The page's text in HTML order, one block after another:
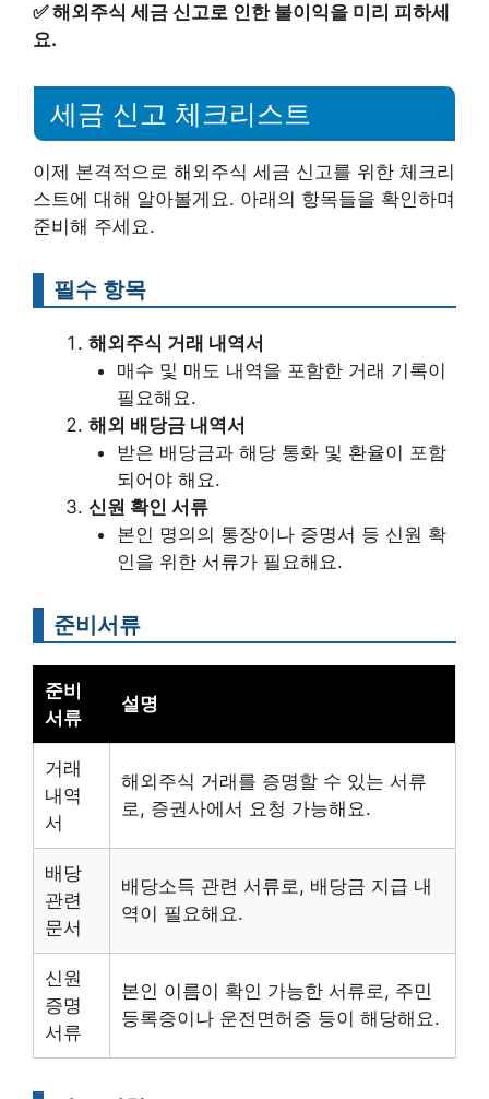
✅해외주식 세금 신고로 인한 불이익을 미리 피하세
요.
세금 신고 체크리스트
이제 본격적으로 해외주식 세금 신고를 위한 체크리
스트에 대해 알아볼게요. 아래의 항목들을 확인하며
준비해 주세요.
필수 항목
해외주식 거래 내역서
매수 및 매도 내역을 포함한 거래 기록이
필요해요.
해외 배당금 내역서
받은 배당금과 해당 통화 및 환율이 포함
되어야 해요.
신원 확인 서류
본인 명의의 통장이나 증명서 등 신원 확
인을 위한 서류가 필요해요.
준비서류
준비
서류
설명
거래
내역
서
해외주식 거래를 증명할 수 있는 서류
로, 증권사에서 요청 가능해요.
배당
관련
문서
배당소득 관련 서류로, 배당금 지급 내
역이 필요해요.
신원
증명
서류
본인 이름이 확인 가능한 서류로, 주민
등록증이나 운전면허증 등이 해당해요.